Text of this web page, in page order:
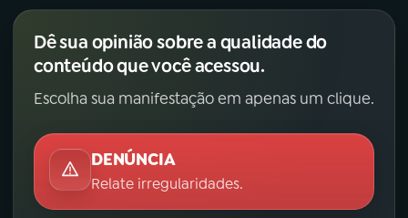
Dê sua opinião sobre a qualidade do
conteúdo que você acessou.
Escolha sua manifestação em apenas um clique.
DENÚNCIA
Relate irregularidades.